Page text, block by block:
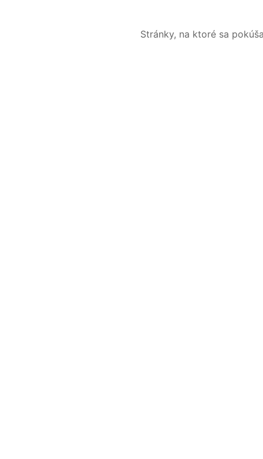
Stránky, na ktoré sa